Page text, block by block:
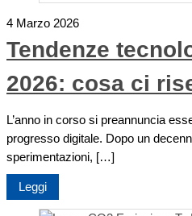
4 Marzo 2026
Tendenze
2026: cosa ci
L’anno in corso si preannuncia
progresso digitale. Dopo un
sperimentazioni, […]
Leggi